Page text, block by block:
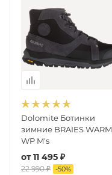
Dolomite Ботинки
зимние BRAIES WARM
WP M's
от11 495 ₽
22 990 ₽ -50%